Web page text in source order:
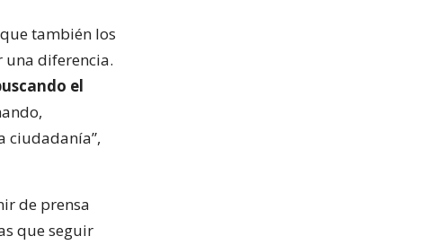
también los
una diferencia.
el
ciudadanía”,
de prensa
que seguir